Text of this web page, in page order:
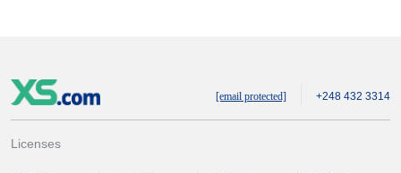
[email protected] +248 432 3314
Licenses